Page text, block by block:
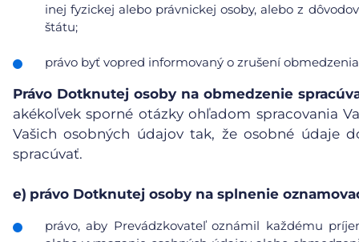
inej fyzickej alebo právnickej osoby, alebo z
štátu;
právo byť vopred informovaný o zrušení
Právo Dotknutej osoby na obmedzenie
akékoľvek sporné otázky ohľadom spracovania
Vašich osobných údajov tak, že osobné
spracúvať.
e) právo Dotknutej osoby na splnenie
právo, aby Prevádzkovateľ oznámil každému